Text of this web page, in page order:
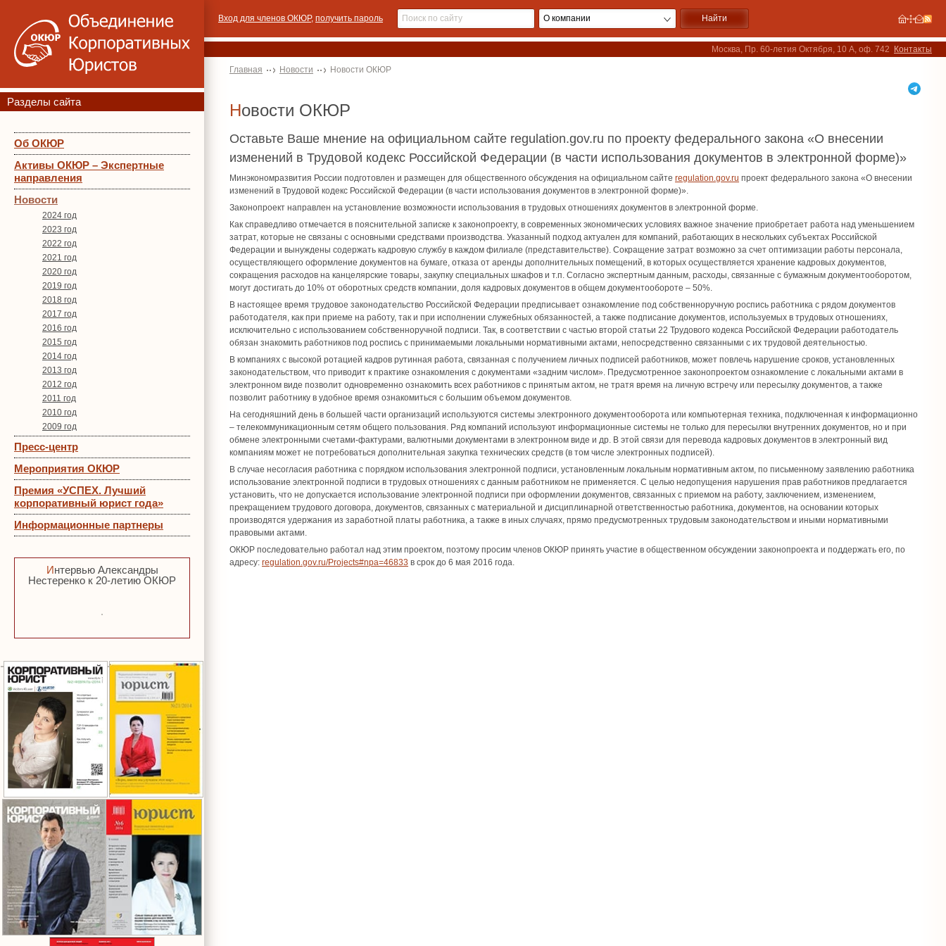
Разделы сайта
Об ОКЮР
Активы ОКЮР – Экспертные
направления
Новости
2024 год
2023 год
2022 год
2021 год
2020 год
2019 год
2018 год
2017 год
2016 год
2015 год
2014 год
2013 год
2012 год
2011 год
2010 год
2009 год
Пресс-центр
Мероприятия ОКЮР
Премия «УСПЕХ. Лучший
корпоративный юрист года»
Информационные партнеры
Интервью Александры
Нестеренко к 20-летию ОКЮР
Вход для членов ОКЮР, получить пароль
Москва, Пр. 60-летия Октября, 10 А, оф. 742 Контакты
Главная Новости Новости ОКЮР
Новости ОКЮР
Оставьте Ваше мнение на официальном сайте regulation.gov.ru по проекту федерального закона «О внесении
изменений в Трудовой кодекс Российской Федерации ‎(в части использования документов в электронной форме)»
Минэкономразвития России подготовлен и размещен для общественного обсуждения на официальном сайте regulation.gov.ru проект федерального закона «О внесении
изменений в Трудовой кодекс Российской Федерации ‎(в части использования документов в электронной форме)».
Законопроект направлен на установление возможности использования ‎в трудовых отношениях документов в электронной форме.
Как справедливо отмечается в пояснительной записке к законопроекту, в современных экономических условиях важное значение приобретает работа над уменьшением
затрат, которые не связаны с основными средствами производства. Указанный подход актуален для компаний, работающих ‎в нескольких субъектах Российской
Федерации и вынуждены содержать кадровую службу в каждом филиале (представительстве). Сокращение затрат возможно‎ за счет оптимизации работы персонала,
осуществляющего оформление документов на бумаге, отказа от аренды дополнительных помещений, в которых осуществляется хранение кадровых документов,
сокращения расходов на канцелярские товары, закупку специальных шкафов и т.п. Согласно экспертным данным, расходы, связанные с бумажным документооборотом,
могут достигать до 10% от оборотных средств компании, доля кадровых документов в общем документообороте – 50%.
В настоящее время трудовое законодательство Российской Федерации предписывает ознакомление под собственноручную роспись работника с рядом документов
работодателя, как при приеме на работу, так и при исполнении служебных обязанностей, а также подписание документов, используемых ‎в трудовых отношениях,
исключительно с использованием собственноручной подписи. Так, в соответствии с частью второй статьи 22 Трудового кодекса Российской Федерации работодатель
обязан знакомить работников под роспись ‎с принимаемыми локальными нормативными актами, непосредственно связанными с их трудовой деятельностью.
В компаниях с высокой ротацией кадров рутинная работа, связанная ‎с получением личных подписей работников, может повлечь нарушение сроков, установленных
законодательством, что приводит к практике ознакомления ‎с документами «задним числом». Предусмотренное законопроектом ознакомление с локальными актами ‎в
электронном виде позволит одновременно ознакомить всех работников ‎с принятым актом, не тратя время на личную встречу или пересылку документов, ‎а также
позволит работнику в удобное время ознакомиться с большим объемом документов.
На сегодняшний день в большей части организаций используются системы электронного документооборота или компьютерная техника, подключенная ‎к информационно
– телекоммуникационным сетям общего пользования. Ряд компаний используют информационные системы не только для пересылки внутренних документов, но и при
обмене электронными счетами-фактурами, валютными документами в электронном виде и др. В этой связи для перевода кадровых документов в электронный вид
компаниям может не потребоваться дополнительная закупка технических средств (в том числе электронных подписей).
В случае несогласия работника с порядком использования электронной подписи, установленным локальным нормативным актом, по письменному заявлению работника
использование электронной подписи в трудовых отношениях с данным работником не применяется. С целью недопущения нарушения прав работников предлагается
установить, ‎что не допускается использование электронной подписи при оформлении документов, связанных с приемом на работу, заключением, изменением,
прекращением трудового договора, документов, связанных с материальной ‎и дисциплинарной ответственностью работника, документов, на основании которых
производятся удержания из заработной платы работника, а также в иных случаях, ‎прямо предусмотренных трудовым законодательством и иными нормативными
правовыми актами.
ОКЮР последовательно работал над этим проектом, поэтому просим членов ОКЮР принять участие в общественном обсуждении законопроекта и поддержать его, по
адресу: regulation.gov.ru/Projects#npa=46833 в срок до 6 мая 2016 года.